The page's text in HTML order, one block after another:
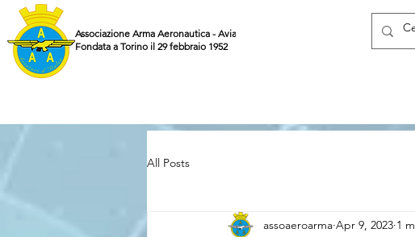
Associazione Arma Aeronautica - Aviatori d'Italia ETS
Fondata a Torino il 29 febbraio 1952
All Posts
assoaeroarma Apr 9, 2023 1